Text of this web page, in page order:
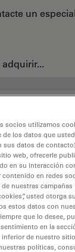
un
socios utilizamos
de los datos que
sus datos de
web, ofrecerle
en su interacción
en redes
nuestras
usted otorga
estos datos con
que lo desee,
en la
inferior de nuestro
políticas,